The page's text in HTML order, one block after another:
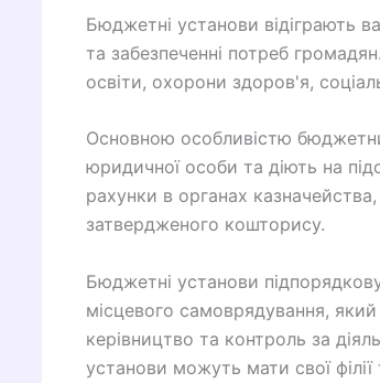
Бюджетні установи відіграють
та забезпеченні потреб
освіти, охорони здоров'я,
Основною особливістю
юридичної особи та діють на
рахунки в органах казначейства,
затвердженого кошторису.
Бюджетні установи
місцевого самоврядування,
керівництво та контроль за
установи можуть мати свої